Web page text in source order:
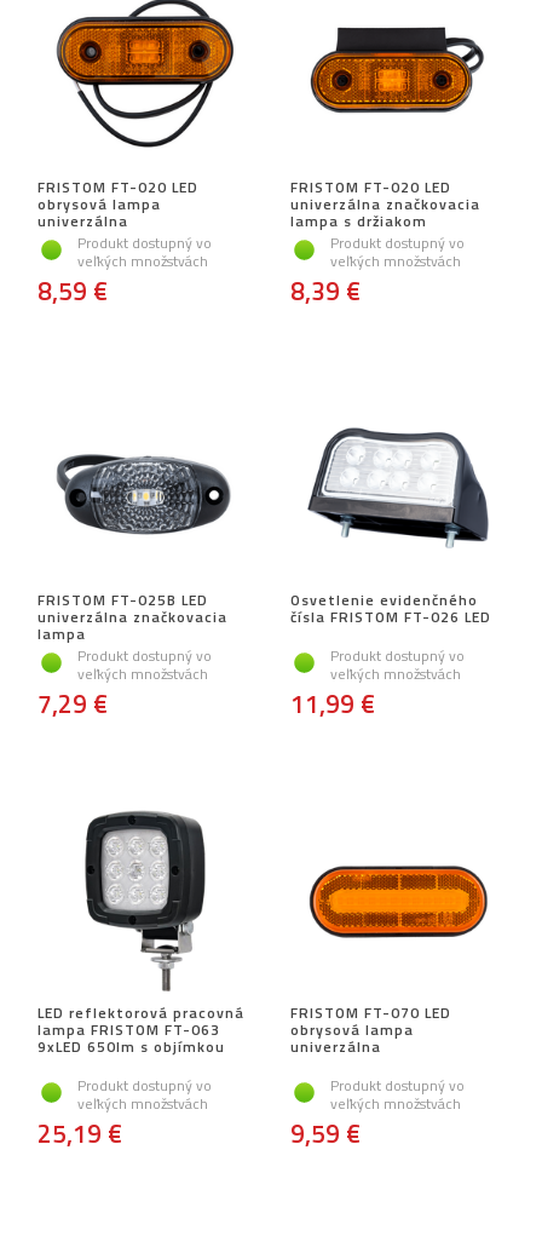
FRISTOM FT-020 LED
obrysová lampa
univerzálna
Produkt dostupný vo
veľkých množstvách
8,59 €
FRISTOM FT-020 LED
univerzálna značkovacia
lampa s držiakom
Produkt dostupný vo
veľkých množstvách
8,39 €
FRISTOM FT-025B LED
univerzálna značkovacia
lampa
Produkt dostupný vo
veľkých množstvách
7,29 €
Osvetlenie evidenčného
čísla FRISTOM FT-026 LED
Produkt dostupný vo
veľkých množstvách
11,99 €
LED reflektorová pracovná
lampa FRISTOM FT-063
9xLED 650lm s objímkou
Produkt dostupný vo
veľkých množstvách
25,19 €
FRISTOM FT-070 LED
obrysová lampa
univerzálna
Produkt dostupný vo
veľkých množstvách
9,59 €